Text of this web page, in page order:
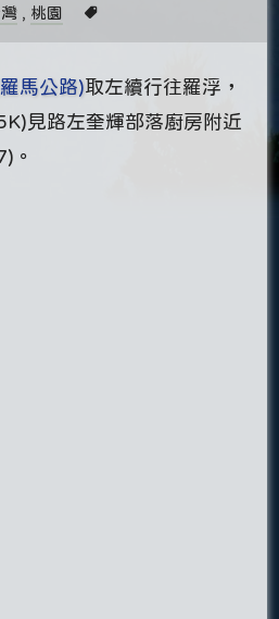
, 桃園
馬公路)取左續行往羅浮，
見路左奎輝部落廚房附近
。